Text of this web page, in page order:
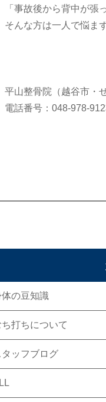
「事故後から背中が
そんな方は一人で悩ま
平山整骨院（越谷市・
電話番号：048-978-
体の豆知識
ち打ちについて
タッフブログ